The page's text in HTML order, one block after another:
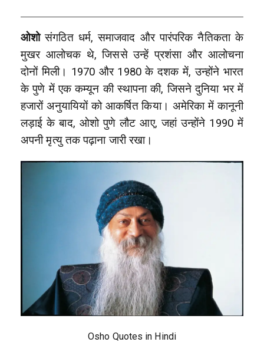
ओशोसंगठित धर्म, समाजवाद और पारंपरिक नैतिकता के
मुखर आलोचक थे, जिससे उन्हें प्रशंसा और आलोचना
दोनों मिली। 1970 और 1980 के दशक में, उन्होंने भारत
के पुणे में एक कम्यून की स्थापना की, जिसने दुनिया भर में
हजारों अनुयायियों को आकर्षित किया। अमेरिका में कानूनी
लड़ाई के बाद, ओशो पुणे लौट आए, जहां उन्होंने 1990 में
अपनी मृत्यु तक पढ़ाना जारी रखा।
Osho Quotes in Hindi